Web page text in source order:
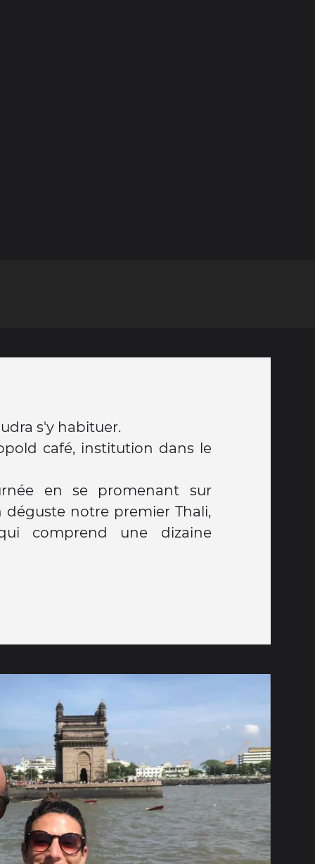
s'y habituer.
café, institution dans le
en se promenant sur
déguste notre premier Thali,
comprend une dizaine